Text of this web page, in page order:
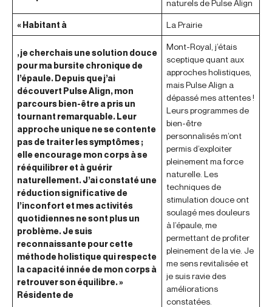
naturels de Pulse Align
« Habitant à La Prairie
, je cherchais une solution douce
pour ma bursite chronique de
l’épaule. Depuis que j’ai
découvert Pulse Align, mon
parcours bien-être a pris un
tournant remarquable. Leur
approche unique ne se contente
pas de traiter les symptômes ;
elle encourage mon corps à se
rééquilibrer et à guérir
naturellement. J’ai constaté une
réduction significative de
l’inconfort et mes activités
quotidiennes ne sont plus un
problème. Je suis
reconnaissante pour cette
méthode holistique qui respecte
la capacité innée de mon corps à
retrouver son équilibre. »
Résidente de
Mont-Royal, j’étais
sceptique quant aux
approches holistiques,
mais Pulse Align a
dépassé mes attentes !
Leurs programmes de
bien-être
personnalisés m’ont
permis d’exploiter
pleinement ma force
naturelle. Les
techniques de
stimulation douce ont
soulagé mes douleurs
à l’épaule, me
permettant de profiter
pleinement de la vie. Je
me sens revitalisée et
je suis ravie des
améliorations
constatées.